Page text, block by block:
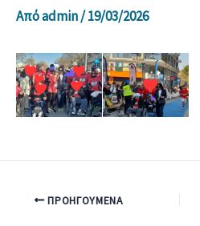
Απόadmin/19/03/2026
ΠΡΟΗΓΟΎΜΕΝΑ